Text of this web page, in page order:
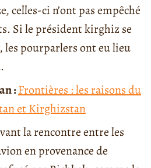
celles-ci n’ont pas empêché
Si le président kirghiz se
les pourparlers ont eu lieu
:Frontières : les raisons du
et Kirghizstan
la rencontre entre les
en provenance de